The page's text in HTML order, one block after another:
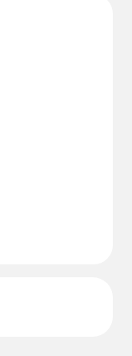
och barer
ellerdet;
och
en plats
naturliga
vattnet gör
erbjuder